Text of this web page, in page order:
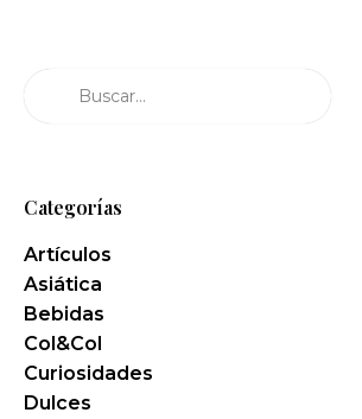
Categorías
Artículos
Asiática
Bebidas
Col&Col
Curiosidades
Dulces